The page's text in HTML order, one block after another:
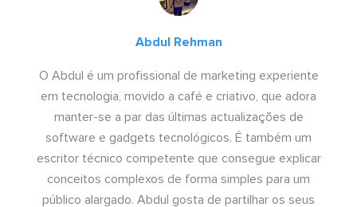
Abdul Rehman
O Abdul é um profissional de marketing experiente
em tecnologia, movido a café e criativo, que adora
manter-se a par das últimas actualizações de
software e gadgets tecnológicos. É também um
escritor técnico competente que consegue explicar
conceitos complexos de forma simples para um
público alargado. Abdul gosta de partilhar os seus